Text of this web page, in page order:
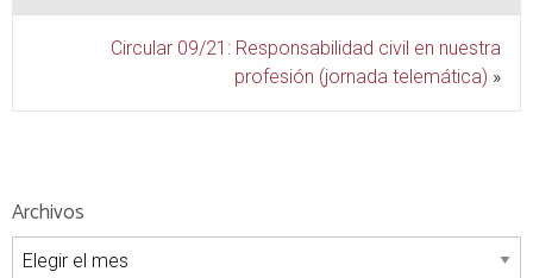
Circular 09/21: Responsabilidad civil en nuestra
profesión (jornada telemática) »
Archivos
Archivos